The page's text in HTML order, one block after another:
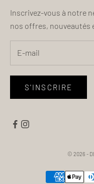
Inscrivez-vous à notre
nos offres, nouveautés
S'INSCRIRE
© 2026 -